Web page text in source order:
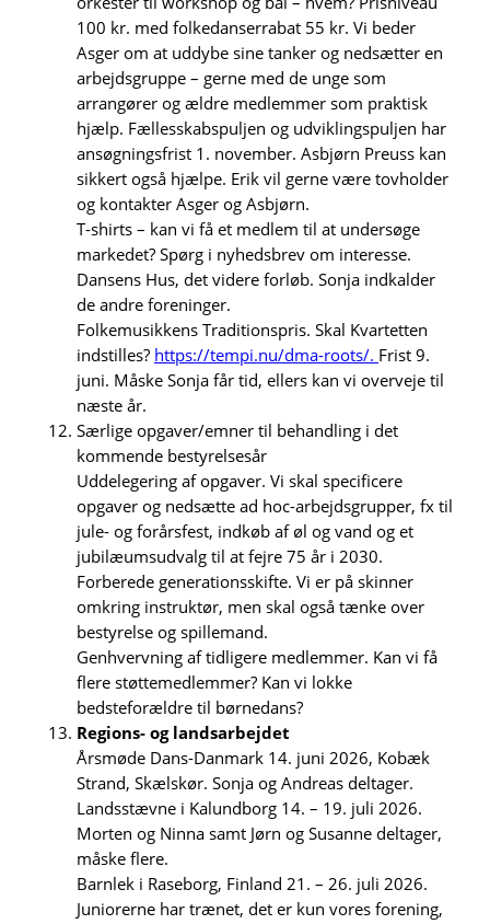
100 kr. med folkedanserrabat 55 kr. Vi beder
Asger om at uddybe sine tanker og nedsætter en
arbejdsgruppe – gerne med de unge som
arrangører og ældre medlemmer som praktisk
hjælp. Fællesskabspuljen og udviklingspuljen har
ansøgningsfrist 1. november. Asbjørn Preuss kan
sikkert også hjælpe. Erik vil gerne være tovholder
og kontakter Asger og Asbjørn.
T-shirts – kan vi få et medlem til at undersøge
markedet? Spørg i nyhedsbrev om interesse.
Dansens Hus, det videre forløb. Sonja indkalder
de andre foreninger.
Folkemusikkens Traditionspris. Skal Kvartetten
indstilles? https://tempi.nu/dma-roots/. Frist 9.
juni. Måske Sonja får tid, ellers kan vi overveje til
næste år.
Særlige opgaver/emner til behandling i det
kommende bestyrelsesår
Uddelegering af opgaver. Vi skal specificere
opgaver og nedsætte ad hoc-arbejdsgrupper, fx til
jule- og forårsfest, indkøb af øl og vand og et
jubilæumsudvalg til at fejre 75 år i 2030.
Forberede generationsskifte. Vi er på skinner
omkring instruktør, men skal også tænke over
bestyrelse og spillemand.
Genhvervning af tidligere medlemmer. Kan vi få
flere støttemedlemmer? Kan vi lokke
bedsteforældre til børnedans?
Regions- og landsarbejdet
Årsmøde Dans-Danmark 14. juni 2026, Kobæk
Strand, Skælskør. Sonja og Andreas deltager.
Landsstævne i Kalundborg 14. – 19. juli 2026.
Morten og Ninna samt Jørn og Susanne deltager,
måske flere.
Barnlek i Raseborg, Finland 21. – 26. juli 2026.
Juniorerne har trænet, det er kun vores forening,